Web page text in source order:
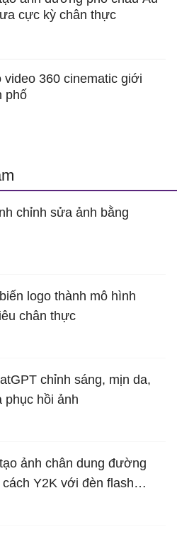
cực kỳ chân thực
video 360 cinematic giới
phố
chỉnh sửa ảnh bằng
logo thành mô hình
chân thực
chỉnh sáng, mịn da,
phục hồi ảnh
ảnh chân dung đường
Y2K với đèn flash